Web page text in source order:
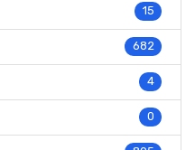
15
682
4
0